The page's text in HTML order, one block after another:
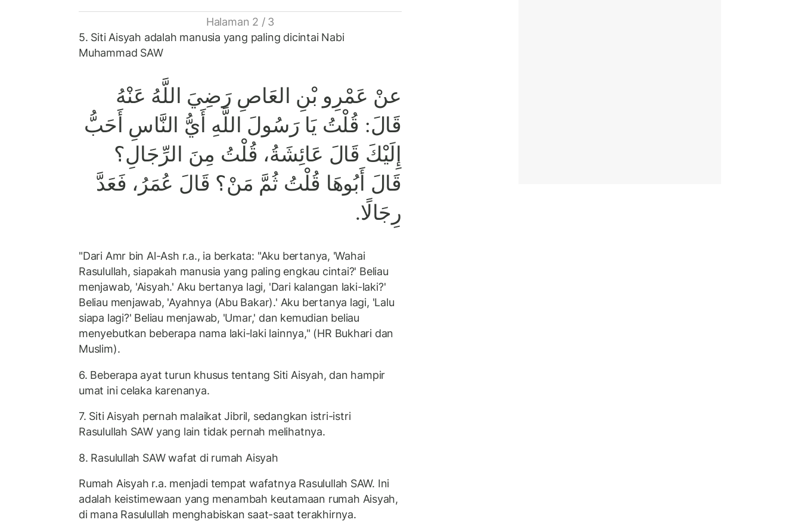
Halaman 2 / 3
5. Siti Aisyah adalah manusia yang paling dicintai Nabi
Muhammad SAW
عنْ عَمْرِو بْنِ العَاصِ رَضِيَ اللَّهُ عَنْهُ
قَالَ: قُلْتُ يَا رَسُولَ اللَّهِ أَيُّ النَّاسِ أَحَبُّ
إِلَيْكَ قَالَ عَائِشَةُ، قُلْتُ مِنَ الرِّجَالِ؟
قَالَ أَبُوهَا قُلْتُ ثُمَّ مَنْ؟ قَالَ عُمَرُ، فَعَدَّ
رِجَالًا.
"Dari Amr bin Al-Ash r.a., ia berkata: "Aku bertanya, 'Wahai
Rasulullah, siapakah manusia yang paling engkau cintai?' Beliau
menjawab, 'Aisyah.' Aku bertanya lagi, 'Dari kalangan laki-laki?'
Beliau menjawab, 'Ayahnya (Abu Bakar).' Aku bertanya lagi, 'Lalu
siapa lagi?' Beliau menjawab, 'Umar,' dan kemudian beliau
menyebutkan beberapa nama laki-laki lainnya," (HR Bukhari dan
Muslim).
6. Beberapa ayat turun khusus tentang Siti Aisyah, dan hampir
umat ini celaka karenanya.
7. Siti Aisyah pernah malaikat Jibril, sedangkan istri-istri
Rasulullah SAW yang lain tidak pernah melihatnya.
8. Rasulullah SAW wafat di rumah Aisyah
Rumah Aisyah r.a. menjadi tempat wafatnya Rasulullah SAW. Ini
adalah keistimewaan yang menambah keutamaan rumah Aisyah,
di mana Rasulullah menghabiskan saat-saat terakhirnya.